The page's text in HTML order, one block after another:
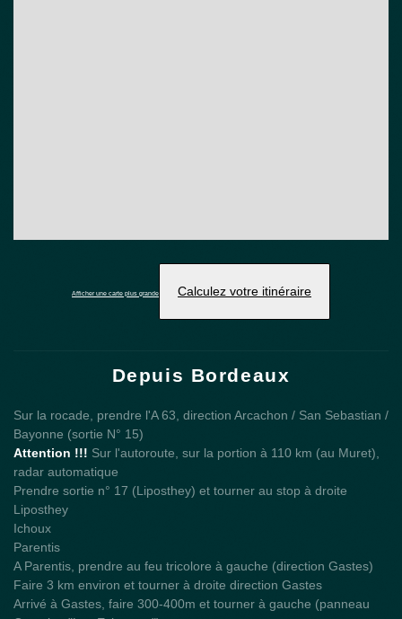
Afficher une carte plus grande Calculez votre itinéraire
Depuis Bordeaux
Sur la rocade, prendre l'A 63, direction Arcachon / San Sebastian /
Bayonne (sortie N° 15)
Attention !!! Sur l'autoroute, sur la portion à 110 km (au Muret),
radar automatique
Prendre sortie n° 17 (Liposthey) et tourner au stop à droite
Liposthey
Ichoux
Parentis
A Parentis, prendre au feu tricolore à gauche (direction Gastes)
Faire 3 km environ et tourner à droite direction Gastes
Arrivé à Gastes, faire 300-400m et tourner à gauche (panneau